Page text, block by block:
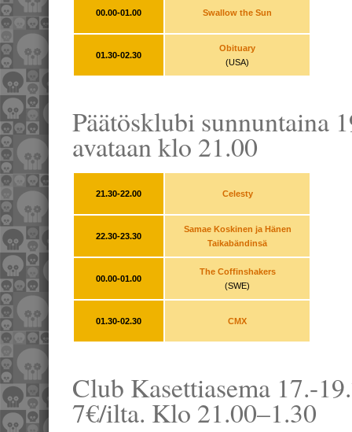
00.00-01.00 Swallow the Sun
01.30-02.30
Obituary
(USA)
Päätösklubi sunnuntaina
avataan klo 21.00
21.30-22.00 Celesty
22.30-23.30
Samae Koskinen ja Hänen
Taikabändinsä
00.00-01.00
The Coffinshakers
(SWE)
01.30-02.30 CMX
Club Kasettiasema 17.-
7€/ilta. Klo 21.00–1.30